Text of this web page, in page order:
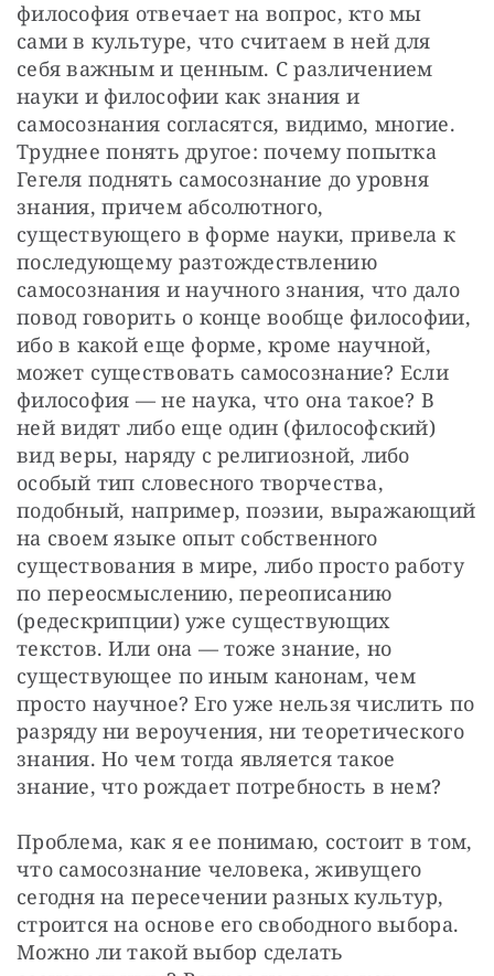
философия отвечает на вопрос, кто мы
сами в культуре, что считаем в ней для
себя важным и ценным. С различением
науки и философии как знания и
самосознания согласятся, видимо, многие.
Труднее понять другое: почему попытка
Гегеля поднять самосознание до уровня
знания, причем абсолютного,
существующего в форме науки, привела к
последующему разтождествлению
самосознания и научного знания, что дало
повод говорить о конце вообще философии,
ибо в какой еще форме, кроме научной,
может существовать самосознание? Если
философия — не наука, что она такое? В
ней видят либо еще один (философский)
вид веры, наряду с религиозной, либо
особый тип словесного творчества,
подобный, например, поэзии, выражающий
на своем языке опыт собственного
существования в мире, либо просто работу
по переосмыслению, переописанию
(редескрипции) уже существующих
текстов. Или она — тоже знание, но
существующее по иным канонам, чем
просто научное? Его уже нельзя числить по
разряду ни вероучения, ни теоретического
знания. Но чем тогда является такое
знание, что рождает потребность в нем?
Проблема, как я ее понимаю, состоит в том,
что самосознание человека, живущего
сегодня на пересечении разных культур,
строится на основе его свободного выбора.
Можно ли такой выбор сделать